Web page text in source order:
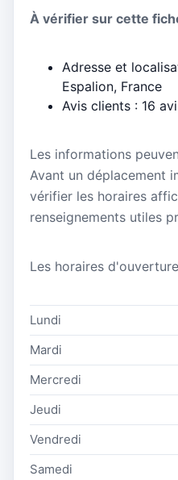
À vérifier sur cette
Adresse et
Espalion, France
Avis clients : 16
Les informations
Avant un déplacement
vérifier les horaires
renseignements utiles
Les horaires
Lundi
Mardi
Mercredi
Jeudi
Vendredi
Samedi